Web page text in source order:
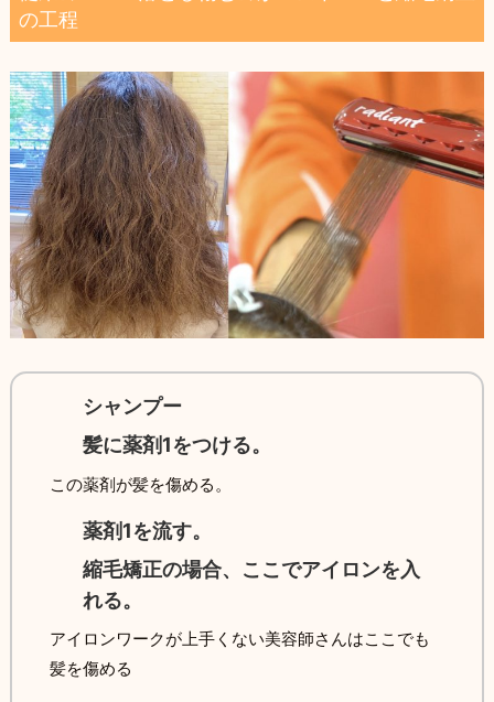
の工程
シャンプー
髪に薬剤1をつける。
この薬剤が髪を傷める。
薬剤1を流す。
縮毛矯正の場合、ここでアイロンを入
れる。
アイロンワークが上手くない美容師さんはここでも
髪を傷める